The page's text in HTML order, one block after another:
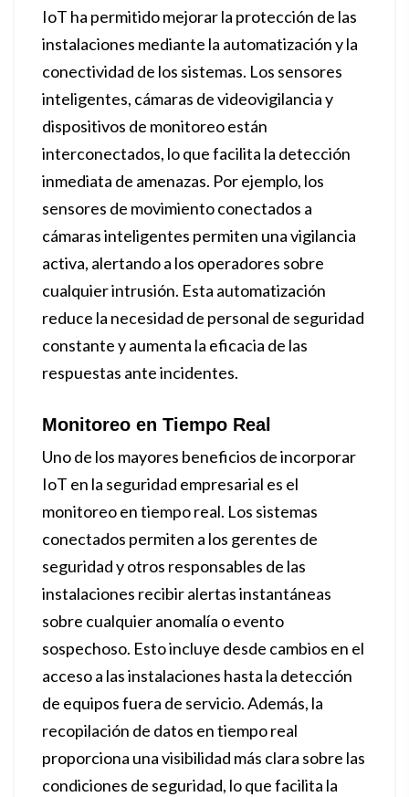
IoT ha permitido mejorar la protección de las
instalaciones mediante la automatización y la
conectividad de los sistemas. Los sensores
inteligentes, cámaras de videovigilancia y
dispositivos de monitoreo están
interconectados, lo que facilita la detección
inmediata de amenazas. Por ejemplo, los
sensores de movimiento conectados a
cámaras inteligentes permiten una vigilancia
activa, alertando a los operadores sobre
cualquier intrusión. Esta automatización
reduce la necesidad de personal de seguridad
constante y aumenta la eficacia de las
respuestas ante incidentes.
Monitoreo en Tiempo Real
Uno de los mayores beneficios de incorporar
IoT en la seguridad empresarial es el
monitoreo en tiempo real. Los sistemas
conectados permiten a los gerentes de
seguridad y otros responsables de las
instalaciones recibir alertas instantáneas
sobre cualquier anomalía o evento
sospechoso. Esto incluye desde cambios en el
acceso a las instalaciones hasta la detección
de equipos fuera de servicio. Además, la
recopilación de datos en tiempo real
proporciona una visibilidad más clara sobre las
condiciones de seguridad, lo que facilita la